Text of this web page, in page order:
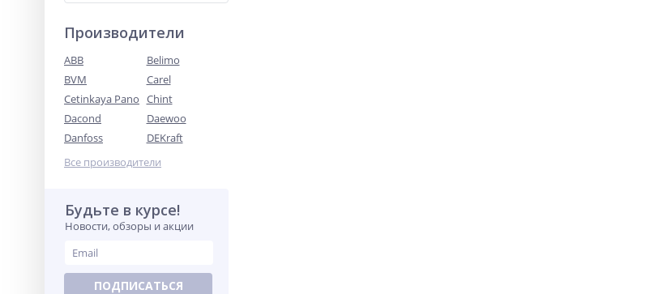
Производители
ABB
Belimo
BVM
Carel
Cetinkaya Pano Chint
Dacond
Daewoo
Danfoss
DEKraft
Все производители
Будьте в курсе!
Новости, обзоры и акции
ПОДПИСАТЬСЯ